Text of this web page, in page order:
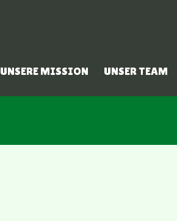
UNSERE MISSION UNSER TEAM